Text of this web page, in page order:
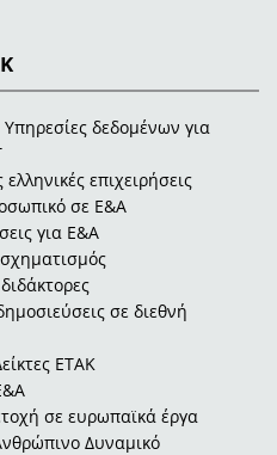
δεδομένων για
επιχειρήσεις
σε Ε&Α
για Ε&Α
σε διεθνή
ΕΤΑΚ
σε ευρωπαϊκά έργα
Δυναμικό